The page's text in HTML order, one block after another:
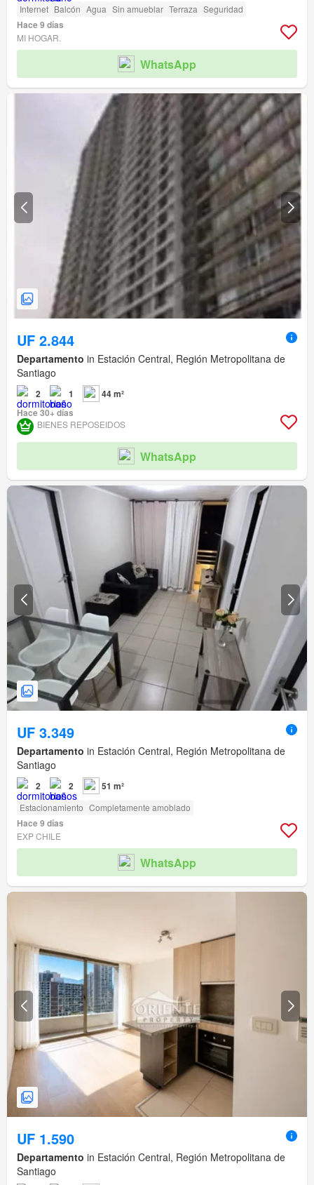
Internet Balcón Agua Sin amueblar Terraza Seguridad
Hace 9 días
MI HOGAR.
WhatsApp
UF 2.844
Departamento in Estación Central, Región Metropolitana de
Santiago
2 1
44 m²
Hace 30+ días
BIENES REPOSEIDOS
WhatsApp
UF 3.349
Departamento in Estación Central, Región Metropolitana de
Santiago
2 2 51 m²
Estacionamiento Completamente amoblado
Hace 9 días
EXP CHILE
WhatsApp
UF 1.590
Departamento in Estación Central, Región Metropolitana de
Santiago